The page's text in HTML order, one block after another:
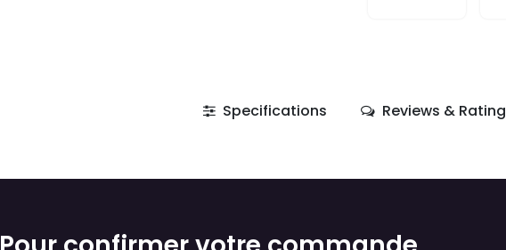
Specifications Reviews & Rating